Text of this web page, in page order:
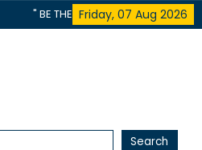
Friday, 07 Aug 2026
" BE THE FIRST, BE THE DIFFERENCE,
A hingga 2028
Search